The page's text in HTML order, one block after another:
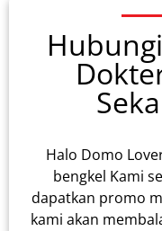
Halo Domo
bengkel Kami
dapatkan promo
kami akan